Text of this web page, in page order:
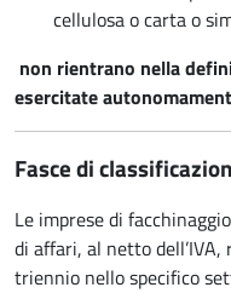
cellulosa o carta o
non rientrano nella
esercitate
Fasce di
Le imprese di
di affari, al netto
triennio nello specifico